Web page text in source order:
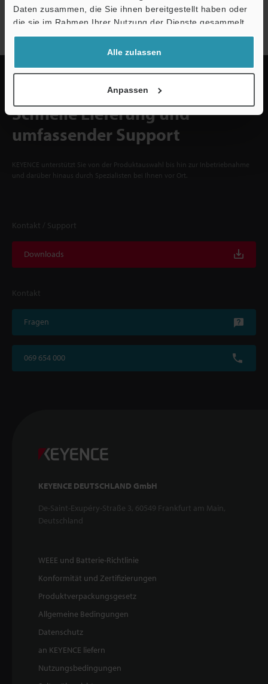
Daten zusammen, die Sie ihnen bereitgestellt haben oder
die sie im Rahmen Ihrer Nutzung der Dienste gesammelt
haben.
Alle zulassen
Anpassen
Jetzt anmelden
Schnelle Lieferung und
umfassender Support
KEYENCE unterstützt Sie von der Produktauswahl bis hin zur Inbetriebnahme
und darüber hinaus durch Spezialisten bei Ihnen vor Ort.
Kontakt / Support
Downloads
Kontakt
Fragen
069 654 000
KEYENCE DEUTSCHLAND GmbH
De-Saint-Exupéry-Straße 3, 60549 Frankfurt am Main,
Deutschland
WEEE und Batterie-Richtlinie
Konformität und Zertifizierungen
Produktverpackungsgesetz
Allgemeine Bedingungen
Datenschutz
an KEYENCE liefern
Nutzungsbedingungen